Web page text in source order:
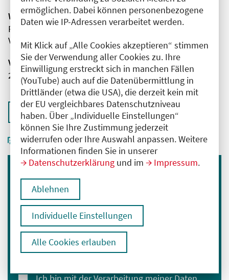
ermöglichen. Dabei können personenbezogene
Daten wie IP-Adressen verarbeitet werden.
Mit Klick auf „Alle Cookies akzeptieren“ stimmen
Sie der Verwendung aller Cookies zu. Ihre
Einwilligung erstreckt sich in manchen Fällen
(YouTube) auch auf die Datenübermittlung in
Drittländer (etwa die USA), die derzeit kein mit
der EU vergleichbares Datenschutzniveau
haben. Über „Individuelle Einstellungen“
können Sie Ihre Zustimmung jederzeit
widerrufen oder Ihre Auswahl anpassen. Weitere
Informationen finden Sie in unserer
Datenschutzerklärung und im Impressum.
Ablehnen
Individuelle Einstellungen
Alle Cookies erlauben
Wissenschaftliche Leitung
Frau Dr. med. Lydia Hottenbacher
Vivantes Auguste-Viktoria-Klinikum
Veranstaltungsnummer
2761102026033350114
Zurück zur Übersicht
Immer informiert bleiben
Melden Sie sich für unseren Newsletter an:
E-Mail-Adresse eingeben
Anmelden